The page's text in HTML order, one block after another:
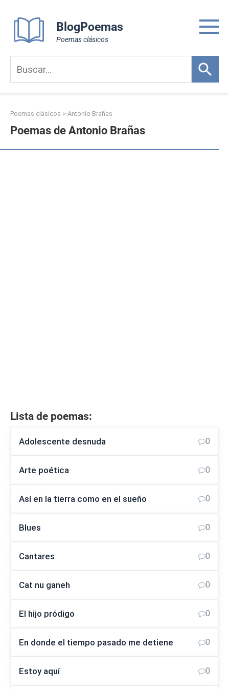
content
BlogPoemas
Poemas clásicos
Poemas clásicos > Antonio Brañas
Poemas de Antonio Brañas
Lista de poemas:
Adolescente desnuda 0
Arte poética 0
Así en la tierra como en el sueño 0
Blues 0
Cantares 0
Cat nu ganeh 0
El hijo pródigo 0
En donde el tiempo pasado me detiene 0
Estoy aquí 0